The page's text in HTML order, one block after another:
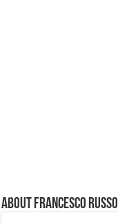
About Francesco Russo